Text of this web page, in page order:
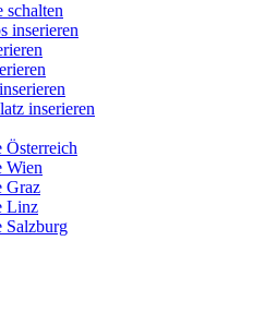
schalten
inserieren
inserieren
Österreich
Wien
Graz
Linz
Salzburg